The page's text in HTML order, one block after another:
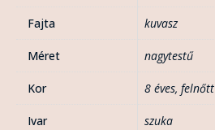
Fajta kuvasz
Méret nagytestű
Kor 8 éves, felnőtt
Ivar szuka